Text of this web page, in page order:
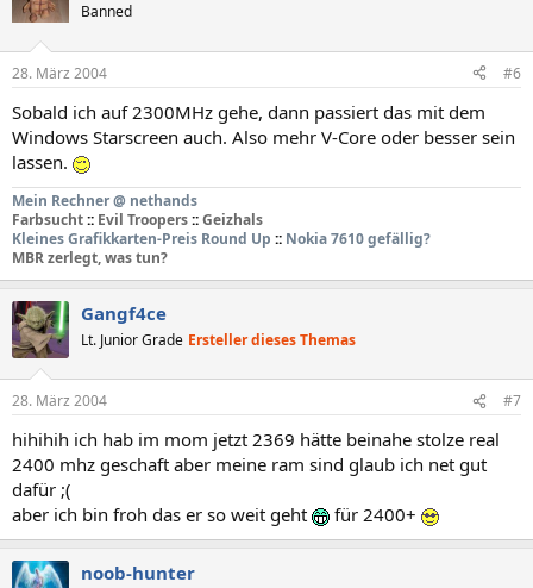
Banned
28. März 2004 #6
Sobald ich auf 2300MHz gehe, dann passiert das mit dem
Windows Starscreen auch. Also mehr V-Core oder besser sein
lassen.
Mein Rechner @ nethands
Farbsucht:: Evil Troopers::Geizhals
Kleines Grafikkarten-Preis Round Up :: Nokia 7610 gefällig?
MBR zerlegt, was tun?
Gangf4ce
Lt. Junior Grade Ersteller dieses Themas
28. März 2004 #7
hihihih ich hab im mom jetzt 2369 hätte beinahe stolze real
2400 mhz geschaft aber meine ram sind glaub ich net gut
dafür ;(
aber ich bin froh das er so weit geht
für 2400+
noob-hunter